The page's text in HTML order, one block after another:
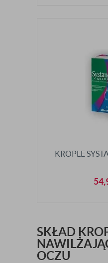
KROPLE
SKŁAD
OCZU